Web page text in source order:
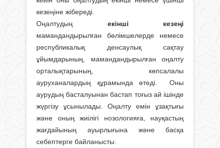
кезеңіне жібереді.
Оңалтудың екінші кезеңі
мамандандырылған бөлімшелерде немесе
республикалық денсаулық сақтау
ұйымдарының, мамандандырылған оңалту
орталықтарының, көпсалалы
ауруханалардың құрамында өтеді. Оны
аурудың басталуынан бастап тоғыз ай ішінде
жүргізу ұсынылады. Оңалту емін ұзақтығы
және оның жиілігі нозологияға, науқастың
жағдайының ауырлығына және басқа
себептерге байланысты.